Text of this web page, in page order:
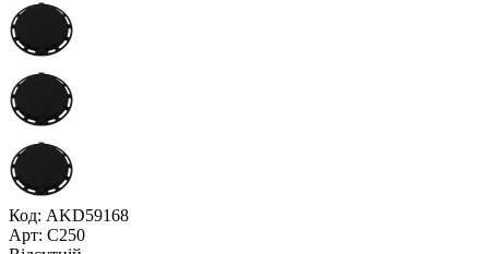
Код: AKD59168
Арт: С250